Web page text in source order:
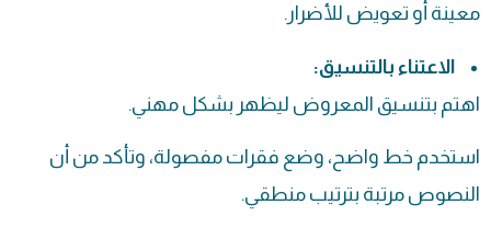
معينة أو تعويض للأضرار.
الاعتناء بالتنسيق:
اهتم بتنسيق المعروض ليظهر بشكل مهني.
استخدم خط واضح، وضع فقرات مفصولة، وتأكد من أن
النصوص مرتبة بترتيب منطقي.